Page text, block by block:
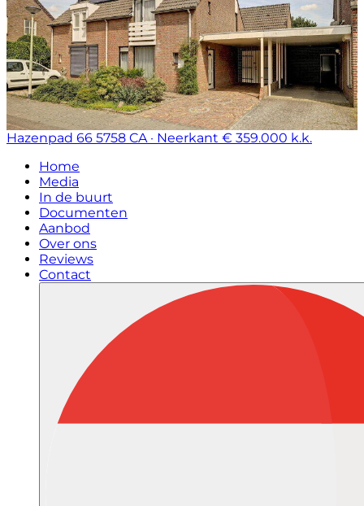
Hazenpad 66 5758 CA · Neerkant € 359.000 k.k.
Home
Media
In de buurt
Documenten
Aanbod
Over ons
Reviews
Contact